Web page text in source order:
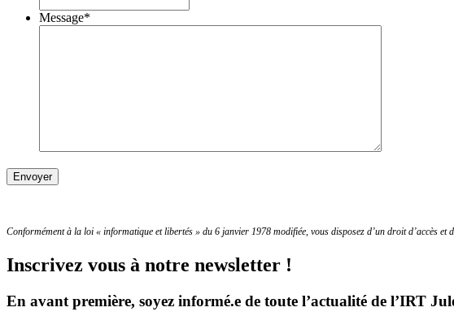
Message*
Conformément à la loi « informatique et libertés » du 6 janvier 1978 modifiée, vous disposez d’un droit d’accès
Inscrivez vous à notre newsletter !
En avant première, soyez informé.e de toute l’actualité de l’IRT